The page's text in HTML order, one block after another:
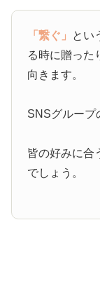
「繋ぐ」 とい
る時に贈った
向きます。
SNSグループ
皆の好みに合
でしょう。